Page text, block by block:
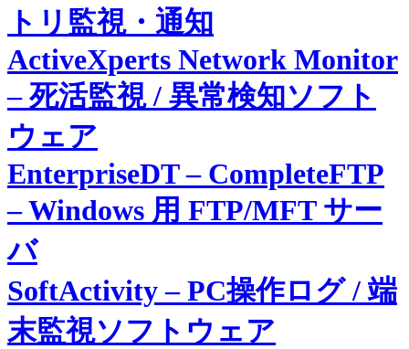
トリ監視・通知
ActiveXperts Network Monitor
– 死活監視 / 異常検知ソフト
ウェア
EnterpriseDT – CompleteFTP
– Windows 用 FTP/MFT サー
バ
SoftActivity – PC操作ログ / 端
末監視ソフトウェア